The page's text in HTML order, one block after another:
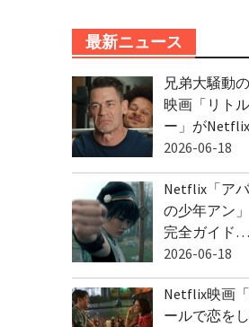
最新ニュース
兄弟大騒動
映画「リト
ー」が
2026-06-18
Netflix「ア
の少年アン
完全ガイド…
2026-06-18
Netflix映画
ールで恋を